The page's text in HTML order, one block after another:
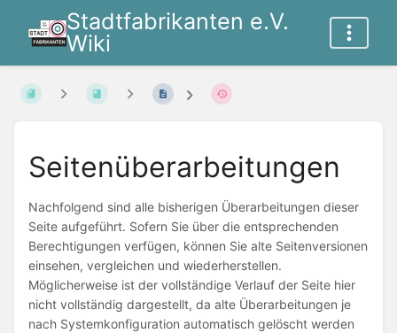
Stadtfabrikanten e.V.
Wiki
Seitenüberarbeitungen
Nachfolgend sind alle bisherigen Überarbeitungen dieser
Seite aufgeführt. Sofern Sie über die entsprechenden
Berechtigungen verfügen, können Sie alte Seitenversionen
einsehen, vergleichen und wiederherstellen.
Möglicherweise ist der vollständige Verlauf der Seite hier
nicht vollständig dargestellt, da alte Überarbeitungen je
nach Systemkonfiguration automatisch gelöscht werden